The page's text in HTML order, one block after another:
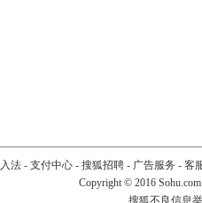
法- 支付中心- 搜狐招聘- 广告服务 - 客
Copyright © 2016
搜狐不良信息